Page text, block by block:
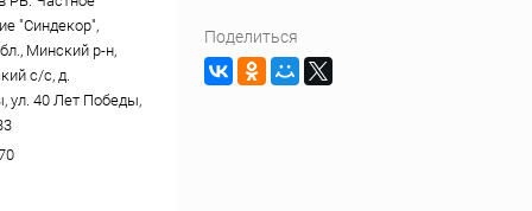
"Синдекор",
Минский р-н,
с/с, д.
ул. 40 Лет Победы,
Поделиться